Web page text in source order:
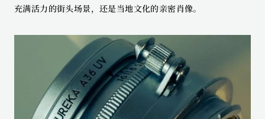
充满活力的街头场景，还是当地文化的亲密肖像。